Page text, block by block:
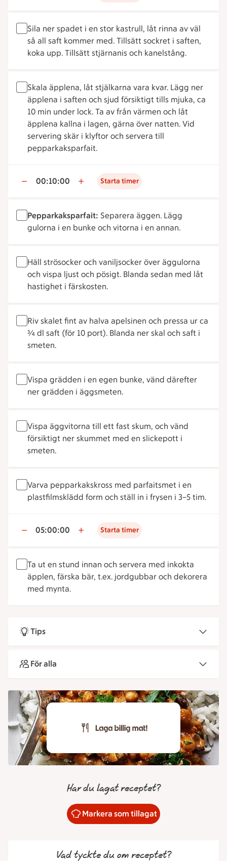
Sila ner spadet i en stor kastrull, låt rinna av väl
så all saft kommer med. Tillsätt sockret i saften,
koka upp. Tillsätt stjärnanis och kanelstång.
Skala äpplena, låt stjälkarna vara kvar. Lägg ner
äpplena i saften och sjud försiktigt tills mjuka, ca
10 min under lock. Ta av från värmen och låt
äpplena kallna i lagen, gärna över natten. Vid
servering skär i klyftor och servera till
pepparkaksparfait.
00:10:00 Starta timer
Pepparkaksparfait: Separera äggen. Lägg
gulorna i en bunke och vitorna i en annan.
Häll strösocker och vaniljsocker över äggulorna
och vispa ljust och pösigt. Blanda sedan med låt
hastighet i färskosten.
Riv skalet fint av halva apelsinen och pressa ur ca
¾ dl saft (för 10 port). Blanda ner skal och saft i
smeten.
Vispa grädden i en egen bunke, vänd därefter
ner grädden i äggsmeten.
Vispa äggvitorna till ett fast skum, och vänd
försiktigt ner skummet med en slickepott i
smeten.
Varva pepparkakskross med parfaitsmet i en
plastfilmsklädd form och ställ in i frysen i 3–5 tim.
05:00:00 Starta timer
Ta ut en stund innan och servera med inkokta
äpplen, färska bär, t.ex. jordgubbar och dekorera
med mynta.
Tips
För alla
Har du lagat receptet?
Markera som tillagat
Vad tyckte du om receptet?